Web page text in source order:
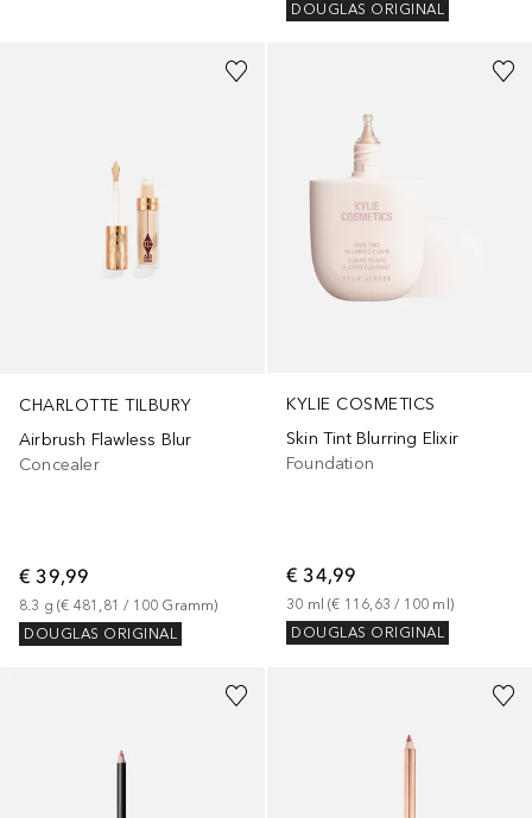
DOUGLAS ORIGINAL
CHARLOTTE TILBURY
Airbrush Flawless Blur
Concealer
€ 39,99
8.3 g (€ 481,81 / 100 Gramm)
DOUGLAS ORIGINAL
KYLIE COSMETICS
Skin Tint Blurring Elixir
Foundation
€ 34,99
30 ml (€ 116,63 / 100 ml )
DOUGLAS ORIGINAL
+21
+32 +25